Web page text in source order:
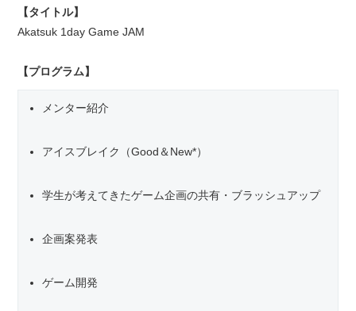
【タイトル】
Akatsuk 1day Game JAM
【プログラム】
メンター紹介
アイスブレイク（Good＆New*）
学生が考えてきたゲーム企画の共有・ブラッシュアップ
企画案発表
ゲーム開発